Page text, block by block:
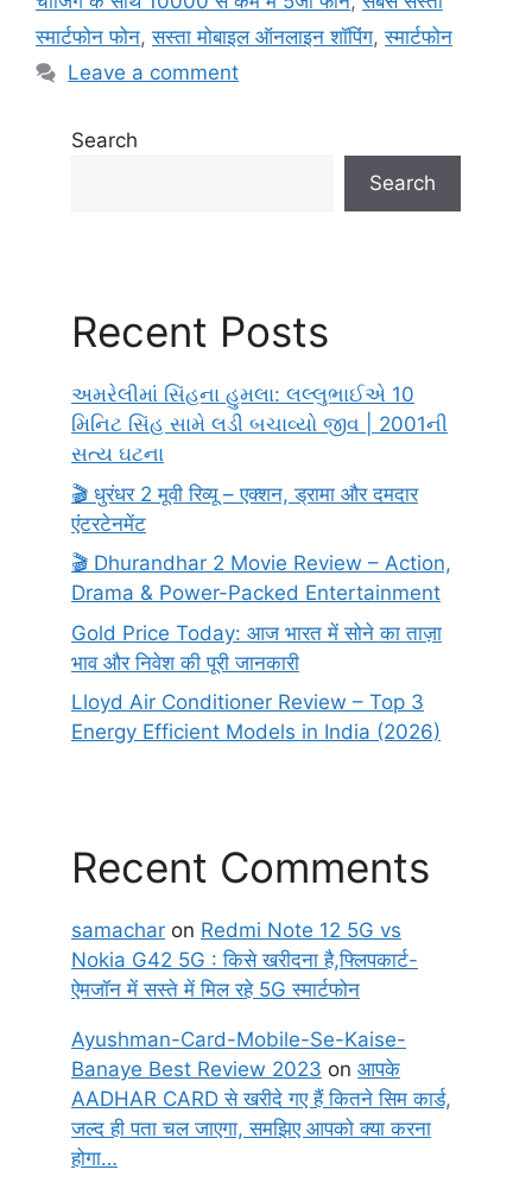
स्मार्टफोन फोन,सस्ता मोबाइल ऑनलाइन शॉपिंग,स्मार्टफोन
Leave a comment
Search
Search
Recent Posts
અમરેલીમાં સિંહના હુમલા: લલ્લુભાઈએ 10
મિનિટ સિંહ સામે લડી બચાવ્યો જીવ | 2001ની
સત્ય ઘટના
🎬 धुरंधर 2 मूवी रिव्यू – एक्शन, ड्रामा और दमदार
एंटरटेनमेंट
🎬 Dhurandhar 2 Movie Review – Action,
Drama & Power-Packed Entertainment
Gold Price Today: आज भारत में सोने का ताज़ा
भाव और निवेश की पूरी जानकारी
Lloyd Air Conditioner Review – Top 3
Energy Efficient Models in India (2026)
Recent Comments
samachar on Redmi Note 12 5G vs
Nokia G42 5G : किसे खरीदना है,फ्लिपकार्ट-
ऐमजॉन में सस्ते में मिल रहे 5G स्मार्टफोन
Ayushman-Card-Mobile-Se-Kaise-
Banaye Best Review 2023 on आपके
AADHAR CARD से खरीदे गए हैं कितने सिम कार्ड,
जल्द ही पता चल जाएगा, समझिए आपको क्या करना
होगा…